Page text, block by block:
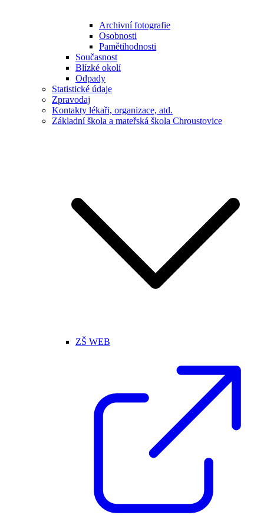
Archivní fotografie
Osobnosti
Pamětihodnosti
Současnost
Blízké okolí
Odpady
Statistické údaje
Zpravodaj
Kontakty lékaři, organizace, atd.
Základní škola a mateřská škola Chroustovice
ZŠ WEB